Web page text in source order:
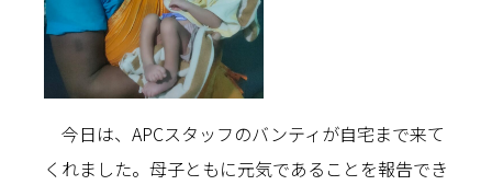
今日は、APCスタッフのバンティが自宅まで来て
くれました。母子ともに元気であることを報告でき